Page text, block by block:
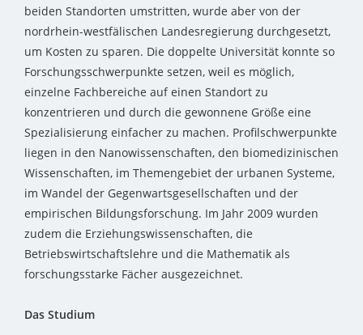
beiden Standorten umstritten, wurde aber von der
nordrhein-westfälischen Landesregierung durchgesetzt,
um Kosten zu sparen. Die doppelte Universität konnte so
Forschungsschwerpunkte setzen, weil es möglich,
einzelne Fachbereiche auf einen Standort zu
konzentrieren und durch die gewonnene Größe eine
Spezialisierung einfacher zu machen. Profilschwerpunkte
liegen in den Nanowissenschaften, den biomedizinischen
Wissenschaften, im Themengebiet der urbanen Systeme,
im Wandel der Gegenwartsgesellschaften und der
empirischen Bildungsforschung. Im Jahr 2009 wurden
zudem die Erziehungswissenschaften, die
Betriebswirtschaftslehre und die Mathematik als
forschungsstarke Fächer ausgezeichnet.
Das Studium